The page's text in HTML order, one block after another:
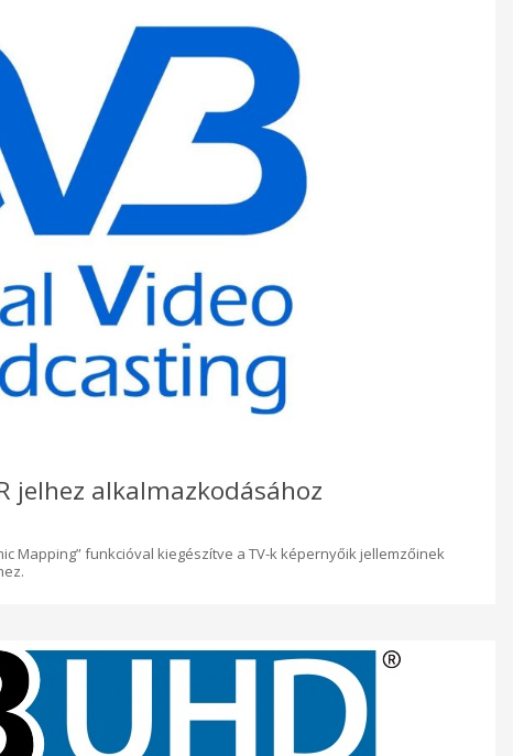
jelhez alkalmazkodásához
Mapping” funkcióval kiegészítve a TV-k képernyőik jellemzőinek